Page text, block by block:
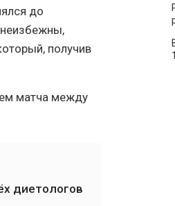
до
получив
матча между
диетологов